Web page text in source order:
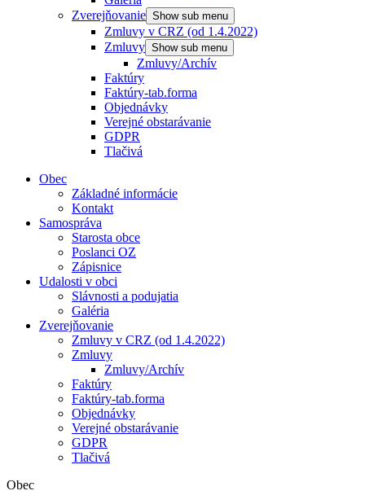
Zverejňovanie Show sub menu
Zmluvy v CRZ (od 1.4.2022)
Zmluvy Show sub menu
Zmluvy/Archív
Faktúry
Faktúry-tab.forma
Objednávky
Verejné obstarávanie
GDPR
Tlačivá
Obec
Základné informácie
Kontakt
Samospráva
Starosta obce
Poslanci OZ
Zápisnice
Udalosti v obci
Slávnosti a podujatia
Galéria
Zverejňovanie
Zmluvy v CRZ (od 1.4.2022)
Zmluvy
Zmluvy/Archív
Faktúry
Faktúry-tab.forma
Objednávky
Verejné obstarávanie
GDPR
Tlačivá
Obec